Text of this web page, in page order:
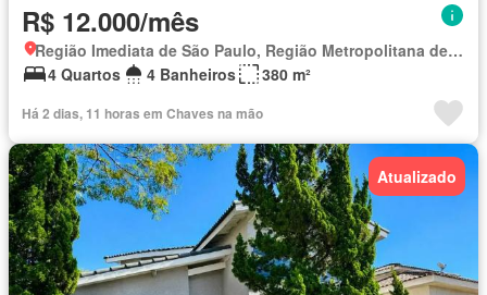
R$ 12.000/mês
Região Imediata de São Paulo, Região Metropolitana de São Paulo
4 Quartos
4 Banheiros 380 m²
Há 2 dias, 11 horas em Chaves na mão
Atualizado